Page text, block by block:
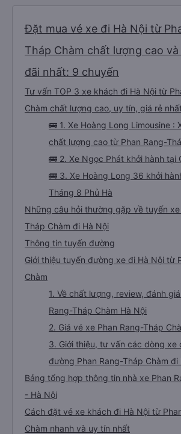
Đặt mua vé xe đi Hà Nội từ
Tháp Chàm chất lượng cao và
đãi nhất: 9 chuyến
Tư vấn TOP 3 xe khách đi Hà Nội từ
Chàm chất lượng cao, uy tín, giá rẻ
🚌 1. Xe Hoàng Long Limousine :
chất lượng cao từ Phan Rang-
🚌 2. Xe Ngọc Phát khởi hành tại
🚌 3. Xe Hoàng Long 36 khởi
Tháng 8 Phủ Hà
Những câu hỏi thường gặp về tuyến
Tháp Chàm đi Hà Nội
Thông tin tuyến đường
Giới thiệu tuyến đường xe đi Hà Nội từ
Chàm
1. Về chất lượng, review, đánh
Rang-Tháp Chàm Hà Nội
2. Giá vé xe Phan Rang-Tháp
3. Giới thiệu, tư vấn các dòng xe
đường Phan Rang-Tháp Chàm đi
Bảng tổng hợp thông tin nhà xe Phan
- Hà Nội
Cách đặt vé xe khách đi Hà Nội từ
Chàm nhanh và uy tín nhất